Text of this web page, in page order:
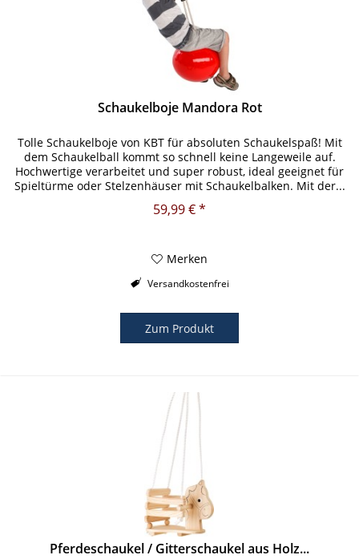
Schaukelboje Mandora Rot
Tolle Schaukelboje von KBT für absoluten Schaukelspaß! Mit
dem Schaukelball kommt so schnell keine Langeweile auf.
Hochwertige verarbeitet und super robust, ideal geeignet für
Spieltürme oder Stelzenhäuser mit Schaukelbalken. Mit der...
59,99 € *
Merken
Versandkostenfrei
Zum Produkt
Pferdeschaukel / Gitterschaukel aus Holz...